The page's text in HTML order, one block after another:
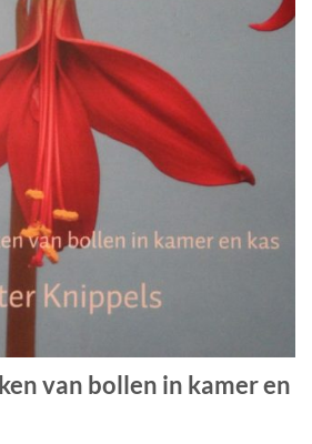
van bollen in kamer en